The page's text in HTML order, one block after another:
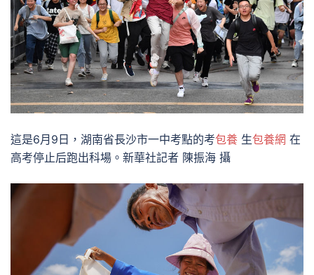
這是6月9日，湖南省長沙市一中考點的考包養 生包養網 在
高考停止后跑出科場。新華社記者 陳振海 攝